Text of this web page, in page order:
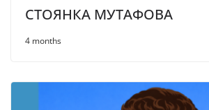
СТОЯНКА МУТАФОВА
4 months